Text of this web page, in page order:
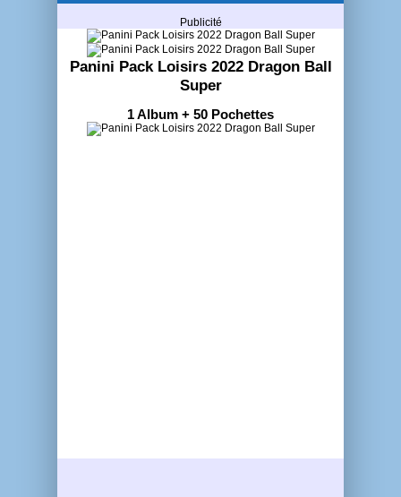
Publicité
Panini Pack Loisirs 2022 Dragon Ball
Super
1 Album + 50 Pochettes